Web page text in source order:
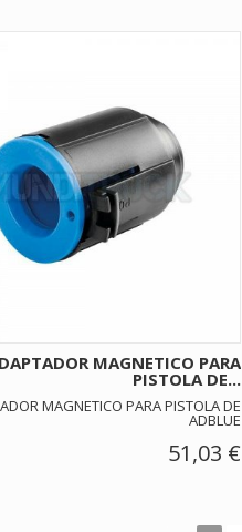
MAGNETICO PARA
PISTOLA DE...
MAGNETICO PARA PISTOLA DE
ADBLUE
51,03 €